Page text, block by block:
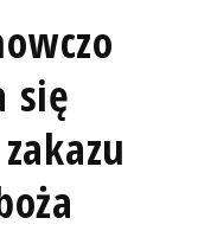
się